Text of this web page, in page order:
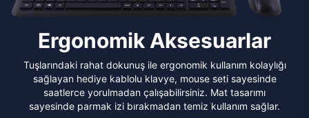
Ergonomik Aksesuarlar
Tuşlarındaki rahat dokunuş ile ergonomik kullanım kolaylığı
sağlayan hediye kablolu klavye, mouse seti sayesinde
saatlerce yorulmadan çalışabilirsiniz. Mat tasarımı
sayesinde parmak izi bırakmadan temiz kullanım sağlar.